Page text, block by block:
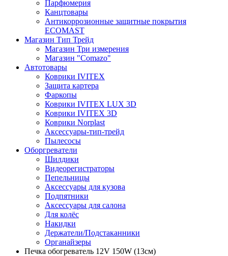
Парфюмерия
Канцтовары
Антикоррозионные защитные покрытия
ECOMAST
Магазин Тип Трейд
Магазин Три измерения
Магазин "Comazo"
Автотовары
Коврики IVITEX
Защита картера
Фаркопы
Коврики IVITEX LUX 3D
Коврики IVITEX 3D
Коврики Norplast
Аксессуары-тип-трейд
Пылесосы
Оборгреватели
Шилдики
Видеорегистраторы
Пепельницы
Аксессуары для кузова
Подпятники
Аксессуары для салона
Для колёс
Накидки
Держатели/Подстаканники
Органайзеры
Печка обогреватель 12V 150W (13см)